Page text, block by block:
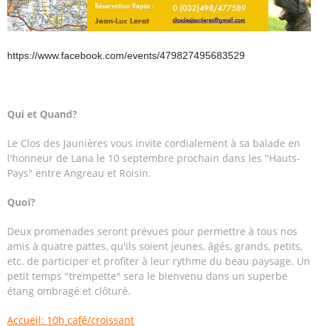
https://www.facebook.com/events/479827495683529
Qui et Quand?
Le Clos des Jaunières vous invite cordialement à sa balade en
l'honneur de Lana le 10 septembre prochain dans les "Hauts-
Pays" entre Angreau et Roisin.
Quoi?
Deux promenades seront prévues pour permettre à tous nos
amis à quatre pattes, qu'ils soient jeunes, âgés, grands, petits,
etc. de participer et profiter à leur rythme du beau paysage. Un
petit temps "trempette" sera le bienvenu dans un superbe
étang ombragé et clôturé.
Accueil: 10h café/croissant